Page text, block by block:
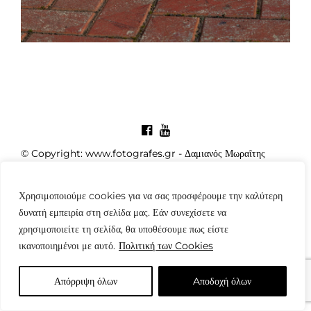
Χρησιμοποιούμε cookies για να σας προσφέρουμε την καλύτερη
δυνατή εμπειρία στη σελίδα μας. Εάν συνεχίσετε να
χρησιμοποιείτε τη σελίδα, θα υποθέσουμε πως είστε
ικανοποιημένοι με αυτό. Πολιτική των Cookies
Απόρριψη όλων Aποδοχή όλων
© Copyright: www.fotografes.gr - Δαμιανός Μωραΐτης